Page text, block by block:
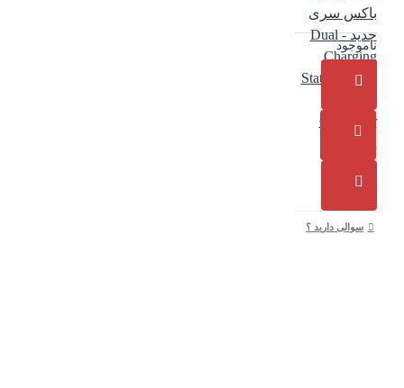
باکس سری
جدید - Dual
Charging
Station Xbox
Controller
Sparkfox
ناموجود
سوالی دارید ؟